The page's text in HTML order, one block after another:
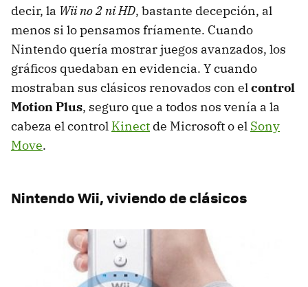
decir, la Wii no 2 ni HD, bastante decepción, al
menos si lo pensamos fríamente. Cuando
Nintendo quería mostrar juegos avanzados, los
gráficos quedaban en evidencia. Y cuando
mostraban sus clásicos renovados con elcontrol
Motion Plus, seguro que a todos nos venía a la
cabeza el control Kinect de Microsoft o el Sony
Move.
Nintendo Wii, viviendo de clásicos